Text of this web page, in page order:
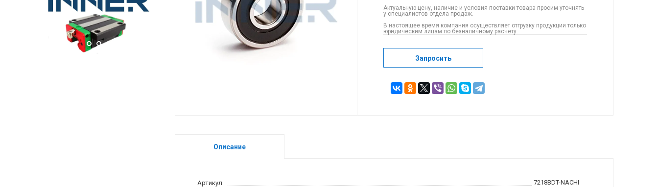
Актуальную цену, наличие и условия поставки товара просим уточнять
у специалистов отдела продаж.
В настоящее время компания осуществляет отгрузку продукции только
юридическим лицам по безналичному расчету.
Запросить
Описание
Артикул 7218BDT-NACHI